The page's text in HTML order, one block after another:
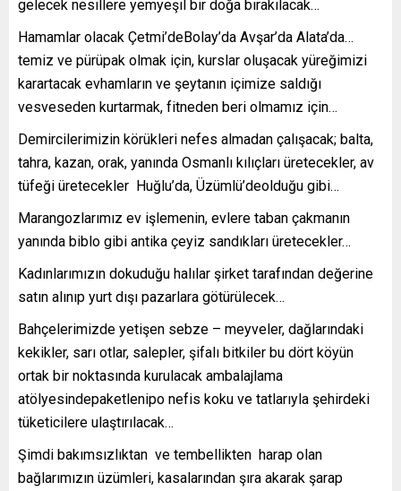
gelecek nesillere yemyeşil bir doğa bırakılacak…
Hamamlar olacak Çetmi’deBolay’da Avşar’da Alata’da…
temiz ve pürüpak olmak için, kurslar oluşacak yüreğimizi
karartacak evhamların ve şeytanın içimize saldığı
vesveseden kurtarmak, fitneden beri olmamız için…
Demircilerimizin körükleri nefes almadan çalışacak; balta,
tahra, kazan, orak, yanında Osmanlı kılıçları üretecekler, av
tüfeği üretecekler Huğlu’da, Üzümlü’deolduğu gibi…
Marangozlarımız ev işlemenin, evlere taban çakmanın
yanında biblo gibi antika çeyiz sandıkları üretecekler…
Kadınlarımızın dokuduğu halılar şirket tarafından değerine
satın alınıp yurt dışı pazarlara götürülecek…
Bahçelerimizde yetişen sebze – meyveler, dağlarındaki
kekikler, sarı otlar, salepler, şifalı bitkiler bu dört köyün
ortak bir noktasında kurulacak ambalajlama
atölyesindepaketlenipo nefis koku ve tatlarıyla şehirdeki
tüketicilere ulaştırılacak…
Şimdi bakımsızlıktan ve tembellikten harap olan
bağlarımızın üzümleri, kasalarından şıra akarak şarap